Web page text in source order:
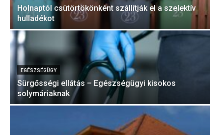
Holnaptól csütörtökönként szállítják el a szelektív
hulladékot
EGÉSZSÉGÜGY
Sürgősségi ellátás – Egészségügyi kisokos
solymáriaknak